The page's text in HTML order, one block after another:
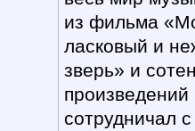
из фильма
ласковый и
зверь» и
произведений
сотрудничал